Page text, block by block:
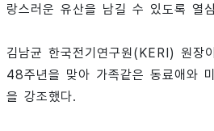
랑스러운 유산을 남길 수 있도록 열
김남균 한국전기연구원(KERI) 원장
48주년을 맞아 가족같은 동료애와
을 강조했다.